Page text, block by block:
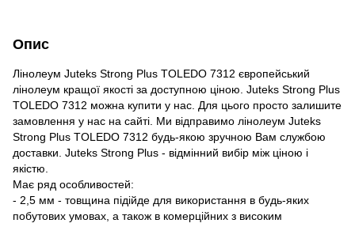
Опис
Лінолеум Juteks Strong Plus TOLEDO 7312 європейський
лінолеум кращої якості за доступною ціною. Juteks Strong Plus
TOLEDO 7312 можна купити у нас. Для цього просто залишите
замовлення у нас на сайті. Ми відправимо лінолеум Juteks
Strong Plus TOLEDO 7312 будь-якою зручною Вам службою
доставки. Juteks Strong Plus - відмінний вибір між ціною і
якістю.
Має ряд особливостей:
- 2,5 мм - товщина підійде для використання в будь-яких
побутових умовах, а також в комерційних з високим